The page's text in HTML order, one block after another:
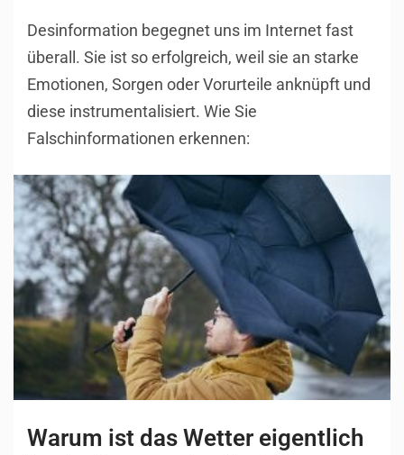
Desinformation begegnet uns im Internet fast
überall. Sie ist so erfolgreich, weil sie an starke
Emotionen, Sorgen oder Vorurteile anknüpft und
diese instrumentalisiert. Wie Sie
Falschinformationen erkennen:
Warum ist das Wetter eigentlich